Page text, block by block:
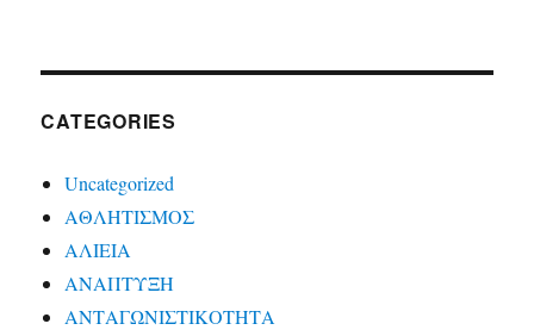
CATEGORIES
Uncategorized
ΑΘΛΗΤΙΣΜΟΣ
ΑΛΙΕΙΑ
ΑΝΑΠΤΥΞΗ
ΑΝΤΑΓΩΝΙΣΤΙΚΟΤΗΤΑ